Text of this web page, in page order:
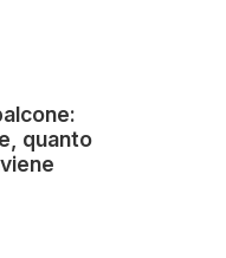
quanto